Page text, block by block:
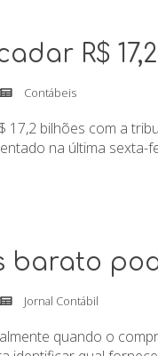
R$
Contábeis
17,2 bilhões com a
na última
barato
Jornal Contábil
quando o